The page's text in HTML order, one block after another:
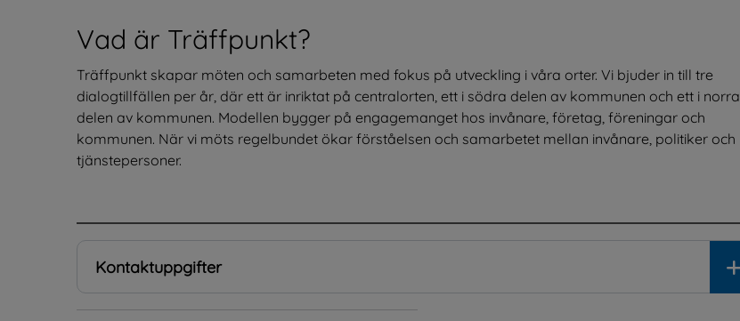
Vad är Träffpunkt?
Träffpunkt skapar möten och samarbeten med fokus på utveckling i våra orter. Vi bjuder in till tre
dialogtillfällen per år, där ett är inriktat på centralorten, ett i södra delen av kommunen och ett i norra
delen av kommunen. Modellen bygger på engagemanget hos invånare, företag, föreningar och
kommunen. När vi möts regelbundet ökar förståelsen och samarbetet mellan invånare, politiker och
tjänstepersoner.
Kontaktuppgifter